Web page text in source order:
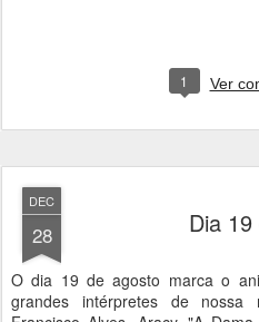
1 Ver
DEC
28 Dia
O dia 19 de agosto marca o
grandes intérpretes de